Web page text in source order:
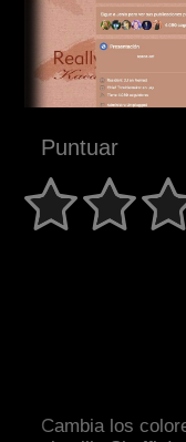
Puntuar
Cambia los